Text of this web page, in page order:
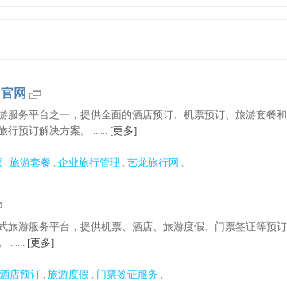
网
服务平台之一，提供全面的酒店预订、机票预订、旅游套餐
行预订解决方案。 ...... [更多]
, 旅游套餐 , 企业旅行管理 , 艺龙旅行网 ,
旅游服务平台，提供机票、酒店、旅游度假、门票签证等预
...... [更多]
酒店预订 , 旅游度假 , 门票签证服务 ,